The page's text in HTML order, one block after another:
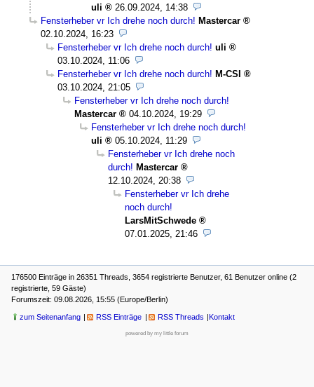
uli
26.09.2024, 14:38
Fensterheber vr Ich drehe noch durch! Mastercar
02.10.2024, 16:23
Fensterheber vr Ich drehe noch durch! uli
03.10.2024, 11:06
Fensterheber vr Ich drehe noch durch! M-CSI
03.10.2024, 21:05
Fensterheber vr Ich drehe noch durch!
Mastercar
04.10.2024, 19:29
Fensterheber vr Ich drehe noch durch!
uli
05.10.2024, 11:29
Fensterheber vr Ich drehe noch
durch! Mastercar
12.10.2024, 20:38
Fensterheber vr Ich drehe
noch durch!
LarsMitSchwede
07.01.2025, 21:46
176500 Einträge in 26351 Threads, 3654 registrierte Benutzer, 61 Benutzer online (2
registrierte, 59 Gäste)
Forumszeit: 09.08.2026, 15:55 (Europe/Berlin)
zum Seitenanfang RSS Einträge RSS Threads Kontakt
powered by my little forum